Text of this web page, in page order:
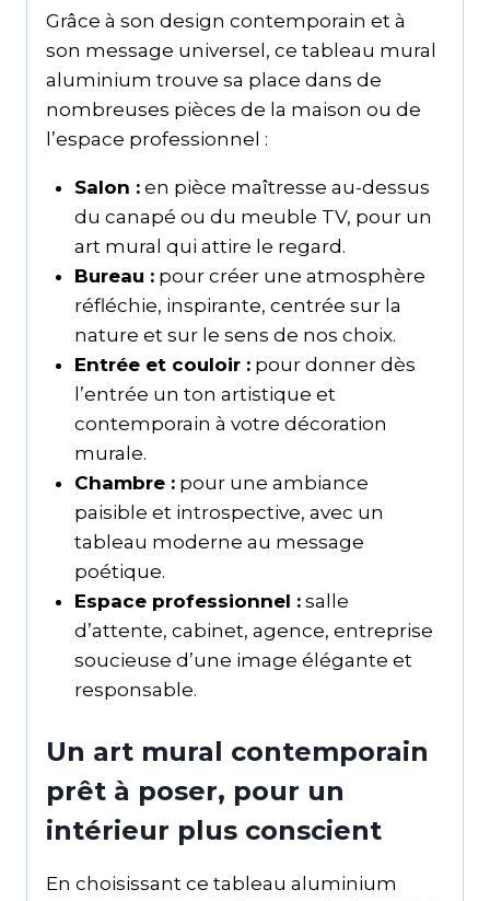
Grâce à son design contemporain et à
son message universel, ce tableau mural
aluminium trouve sa place dans de
nombreuses pièces de la maison ou de
l’espace professionnel :
Salon :en pièce maîtresse au-dessus
du canapé ou du meuble TV, pour un
art mural qui attire le regard.
Bureau :pour créer une atmosphère
réfléchie, inspirante, centrée sur la
nature et sur le sens de nos choix.
Entrée et couloir :pour donner dès
l’entrée un ton artistique et
contemporain à votre décoration
murale.
Chambre :pour une ambiance
paisible et introspective, avec un
tableau moderne au message
poétique.
Espace professionnel :salle
d’attente, cabinet, agence, entreprise
soucieuse d’une image élégante et
responsable.
Un art mural contemporain
prêt à poser, pour un
intérieur plus conscient
En choisissant ce tableau aluminium